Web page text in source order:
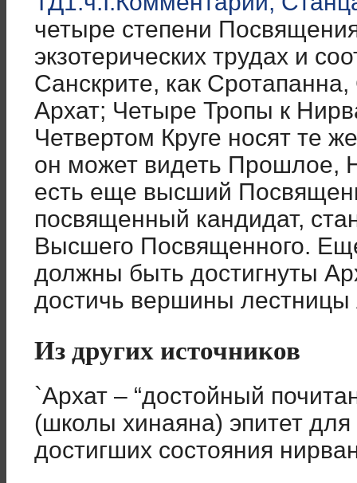
четыре степени
экзотерических трудах и
Санскрите, как
Архат; Четыре Тропы к
Четвертом Круге носят те
он может видеть Прошлое,
есть еще высший
посвященный кандидат,
Высшего Посвященного.
должны быть достигнуты
достичь вершины лестницы
Из других источников
`Архат – “достойный
(школы хинаяна) эпитет
достигших состояния